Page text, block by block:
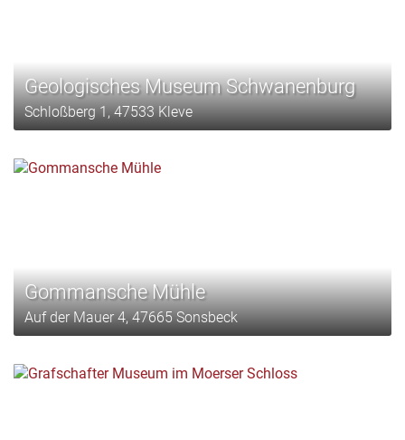
Geologisches Museum Schwanenburg
Schloßberg 1, 47533 Kleve
Gommansche Mühle
Auf der Mauer 4, 47665 Sonsbeck